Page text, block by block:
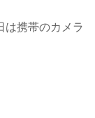
は携帯のカメラ